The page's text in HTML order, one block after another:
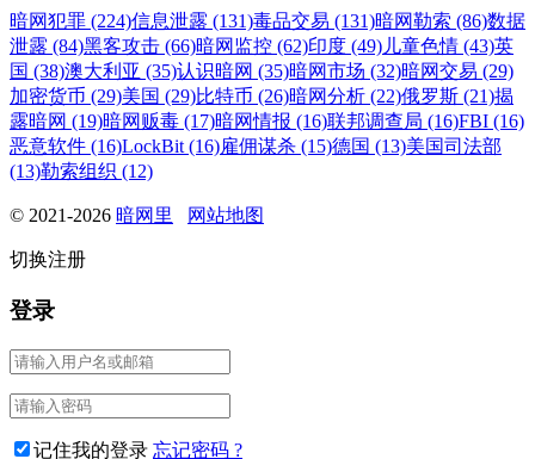
暗网犯罪 (224)信息泄露 (131)毒品交易 (131)暗网勒索 (86)数据
泄露 (84)黑客攻击 (66)暗网监控 (62)印度 (49) 儿童色情 (43)英
国 (38)澳大利亚 (35)认识暗网 (35)暗网市场 (32)暗网交易 (29)
加密货币 (29)美国 (29)比特币 (26)暗网分析 (22)俄罗斯 (21)揭
露暗网 (19)暗网贩毒 (17)暗网情报 (16)联邦调查局 (16)FBI (16)
恶意软件 (16)LockBit (16)雇佣谋杀 (15)德国 (13)美国司法部
(13)勒索组织 (12)
© 2021-2026 暗网里 网站地图
切换注册
登录
记住我的登录 忘记密码 ?